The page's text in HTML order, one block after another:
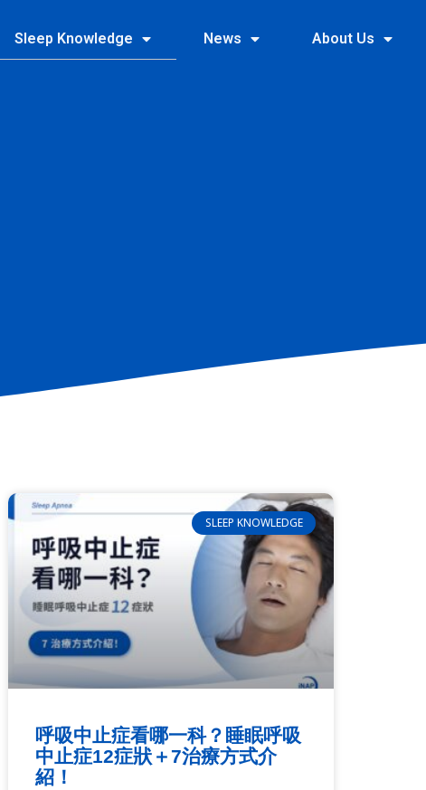
Sleep Knowledge News About Us
SLEEP KNOWLEDGE
呼吸中止症看哪一科？睡眠呼吸
中止症12症狀＋7治療方式介
紹！